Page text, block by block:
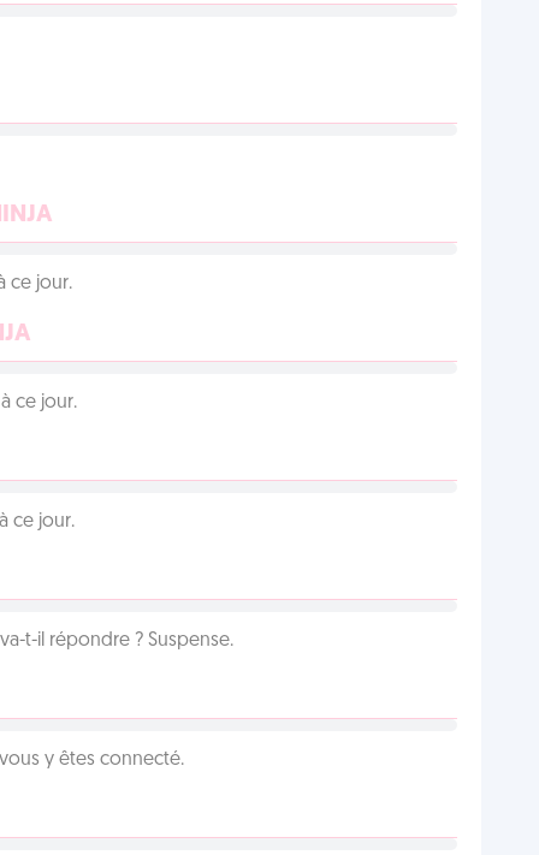
ce jour.
ce jour.
ce jour.
t-il répondre ? Suspense.
y êtes connecté.